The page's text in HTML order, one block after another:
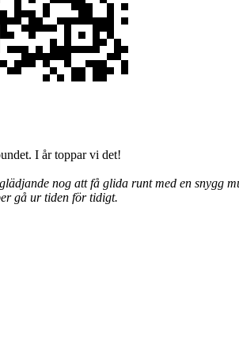
I år toppar vi det!
nog att få glida runt med en snygg
gå ur tiden för tidigt.